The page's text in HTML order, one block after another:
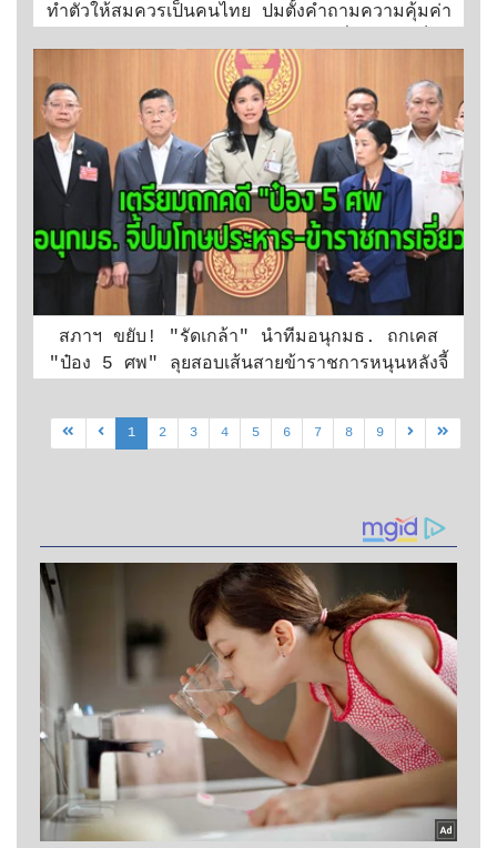
ทำตัวให้สมควรเป็นคนไทย ปมตั้งคำถามความคุ้มค่า
หรอก สส.
สภาฯ ขยับ! "รัดเกล้า" นำทีมอนุกมธ. ถกเคส
"ป๋อง 5 ศพ" ลุยสอบเส้นสายข้าราชการหนุนหลังจี้
1 2 3 4 5 6 7 8 9